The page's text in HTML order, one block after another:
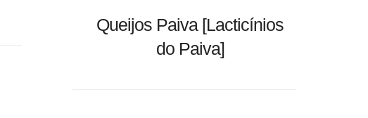
Queijos Paiva [Lacticínios
do Paiva]